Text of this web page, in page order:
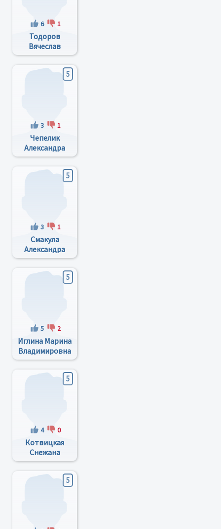
6 1
Тодоров
Вячеслав
Иванович
5
3 1
Чепелик
Александра
Анатольевна
5
3 1
Смакула
Александра
Ивановна
5
5 2
Иглина Марина
Владимировна
5
4 0
Котвицкая
Снежана
Петровна
5